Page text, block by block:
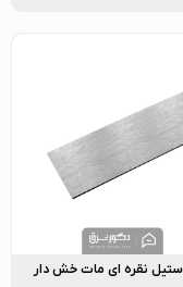
نقره ای مات خش دار